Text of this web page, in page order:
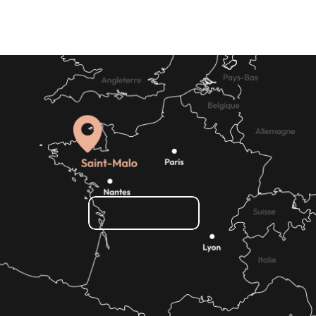
¿Cómo llegar?